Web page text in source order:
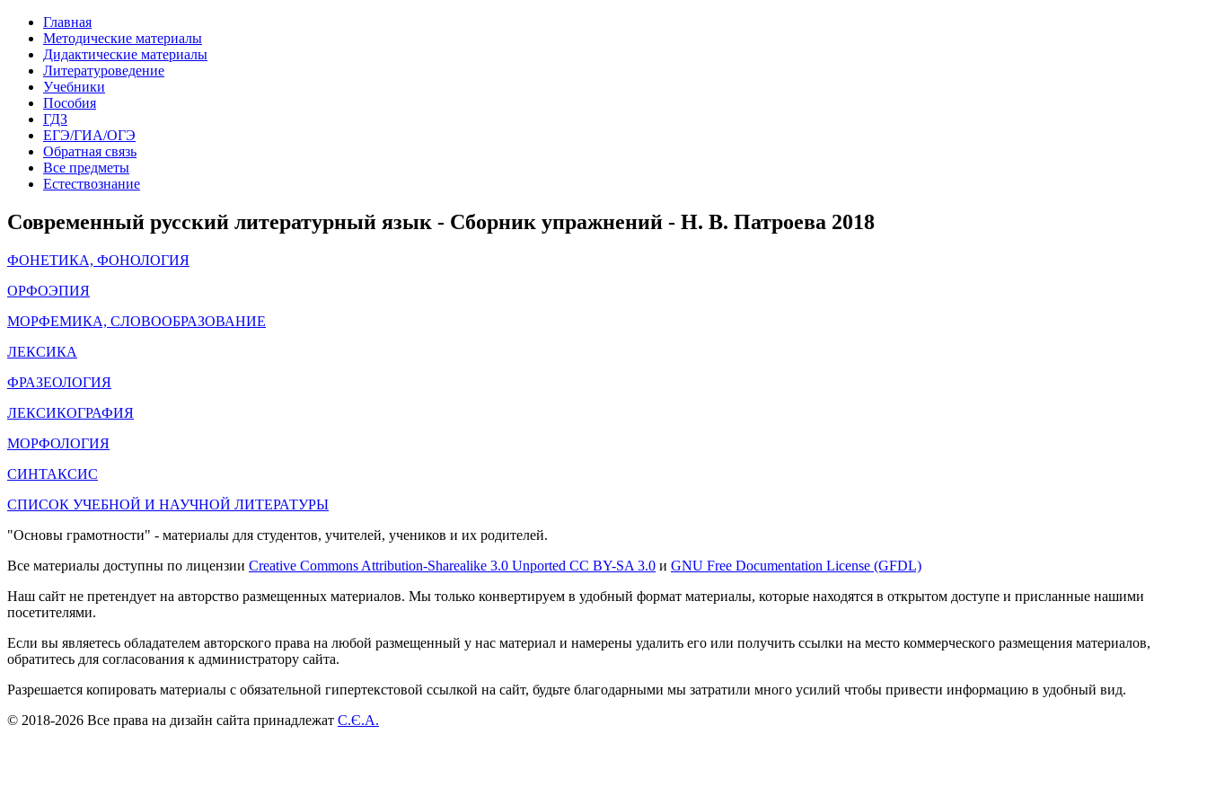
Главная
Методические материалы
Дидактические материалы
Литературоведение
Учебники
Пособия
ГДЗ
ЕГЭ/ГИА/ОГЭ
Обратная связь
Все предметы
Естествознание
Современный русский литературный язык - Сборник упражнений - Н. В. Патроева 2018
ФОНЕТИКА, ФОНОЛОГИЯ
ОРФОЭПИЯ
МОРФЕМИКА, СЛОВООБРАЗОВАНИЕ
ЛЕКСИКА
ФРАЗЕОЛОГИЯ
ЛЕКСИКОГРАФИЯ
МОРФОЛОГИЯ
СИНТАКСИС
СПИСОК УЧЕБНОЙ И НАУЧНОЙ ЛИТЕРАТУРЫ
"Основы грамотности" - материалы для студентов, учителей, учеников и их родителей.
Все материалы доступны по лицензии Creative Commons Attribution-Sharealike 3.0 Unported CC BY-SA 3.0 и GNU Free Documentation License (GFDL)
Наш сайт не претендует на авторство размещенных материалов. Мы только конвертируем в удобный формат материалы, которые находятся в открытом доступе и присланные нашими
посетителями.
Если вы являетесь обладателем авторского права на любой размещенный у нас материал и намерены удалить его или получить ссылки на место коммерческого размещения материалов,
обратитесь для согласования к администратору сайта.
Разрешается копировать материалы с обязательной гипертекстовой ссылкой на сайт, будьте благодарными мы затратили много усилий чтобы привести информацию в удобный вид.
© 2018-2026 Все права на дизайн сайта принадлежат С.Є.А.